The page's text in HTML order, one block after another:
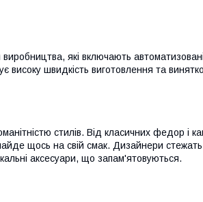
які включають
високу швидкість виготовлення та
стилів. Від класичних федор і
щось на свій смак. Дизайнери
аксесуари, що запам'ятовуються.